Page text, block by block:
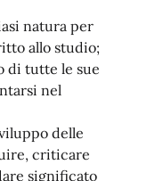
natura per
allo studio;
di tutte le sue
nel
delle
criticare
significato